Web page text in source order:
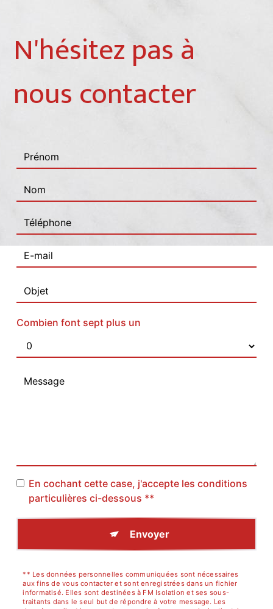
N'hésitez pas à
nous contacter
Combien font sept plus un
En cochant cette case, j'accepte les conditions
particulières ci-dessous **
Envoyer
** Les données personnelles communiquées sont nécessaires
aux fins de vous contacter et sont enregistrées dans un fichier
informatisé. Elles sont destinées à FM Isolation et ses sous-
traitants dans le seul but de répondre à votre message. Les